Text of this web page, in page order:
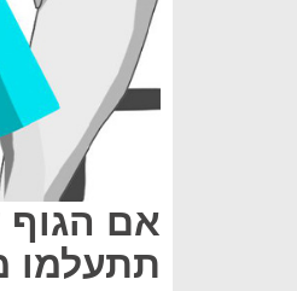
אם
תתעלמו